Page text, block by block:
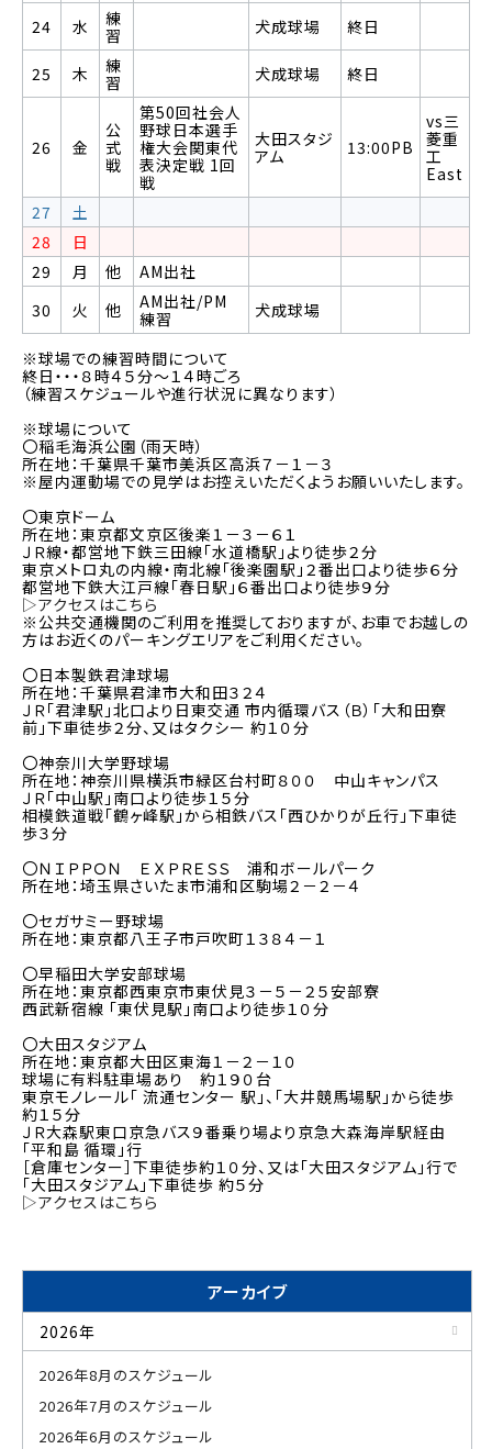
24
水
練
習
犬成球場 終日
25 木
練
習
犬成球場 終日
26 金
公
式
戦
第50回社会人
野球日本選手
権大会関東代
表決定戦 1回
戦
大田スタジ
アム
13:00PB
vs三
菱重
工
East
27
土
28
日
29
月 他
AM出社
30
火 他
AM出社/PM
練習
犬成球場
※球場での練習時間について
終日・・・８時４５分～１４時ごろ
（練習スケジュールや進行状況に異なります）
※球場について
〇稲毛海浜公園（雨天時）
所在地：千葉県千葉市美浜区高浜７－１－３
※屋内運動場での見学はお控えいただくようお願いいたします。
〇東京ドーム
所在地：東京都文京区後楽１－３－６１
ＪＲ線・都営地下鉄三田線「水道橋駅」より徒歩２分
東京メトロ丸の内線・南北線「後楽園駅」２番出口より徒歩６分
都営地下鉄大江戸線「春日駅」６番出口より徒歩９分
▷アクセスはこちら
※公共交通機関のご利用を推奨しておりますが、お車でお越しの
方はお近くのパーキングエリアをご利用ください。
〇日本製鉄君津球場
所在地：千葉県君津市大和田３２４
ＪＲ「君津駅」北口より日東交通 市内循環バス（Ｂ）「大和田寮
前」下車徒歩２分、又はタクシー 約１０分
〇神奈川大学野球場
所在地：神奈川県横浜市緑区台村町８００ 中山キャンパス
ＪＲ「中山駅」南口より徒歩１５分
相模鉄道戦「鶴ヶ峰駅」から相鉄バス「西ひかりが丘行」下車徒
歩３分
〇ＮＩＰＰＯＮ ＥＸＰＲＥＳＳ 浦和ボールパーク
所在地：埼玉県さいたま市浦和区駒場２－２－４
〇セガサミー野球場
所在地：東京都八王子市戸吹町１３８４－１
〇早稲田大学安部球場
所在地：東京都西東京市東伏見３－５－２５安部寮
西武新宿線 「東伏見駅」南口より徒歩１０分
〇大田スタジアム
所在地：東京都大田区東海１－２－１０
球場に有料駐車場あり 約１９０台
東京モノレール「 流通センター 駅」、「大井競馬場駅」から徒歩
約１５分
ＪＲ大森駅東口京急バス９番乗り場より京急大森海岸駅経由
「平和島 循環」行
［倉庫センター］下車徒歩約１０分、又は「大田スタジアム」行で
「大田スタジアム」下車徒歩 約５分
▷アクセスはこちら
アーカイブ
2026年
2026年8月のスケジュール
2026年7月のスケジュール
2026年6月のスケジュール